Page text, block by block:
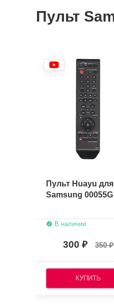
Пульт
Пульт Huayu для
КУПИТЬ